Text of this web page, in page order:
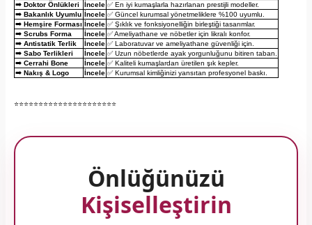
➡️ Doktor Önlükleri İncele ✅ En iyi kumaşlarla hazırlanan prestijli modeller.
➡️ Bakanlık Uyumlu İncele ✅ Güncel kurumsal yönetmeliklere %100 uyumlu.
➡️ Hemşire Forması İncele ✅ Şıklık ve fonksiyonelliğin birleştiği tasarımlar.
➡️ Scrubs Forma İncele ✅ Ameliyathane ve nöbetler için likralı konfor.
➡️ Antistatik Terlik İncele ✅ Laboratuvar ve ameliyathane güvenliği için.
➡️ Sabo Terlikleri İncele ✅ Uzun nöbetlerde ayak yorgunluğunu bitiren taban.
➡️ Cerrahi Bone İncele ✅ Kaliteli kumaşlardan üretilen şık kepler.
➡️ Nakış & Logo İncele ✅ Kurumsal kimliğinizi yansıtan profesyonel baskı.
⭐⭐⭐⭐⭐⭐⭐⭐⭐⭐⭐⭐⭐⭐⭐⭐⭐⭐⭐⭐⭐
Önlüğünüzü
Kişiselleştirin